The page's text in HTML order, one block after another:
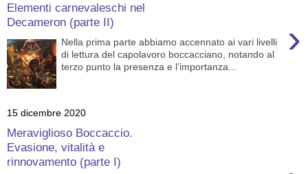
Elementi carnevaleschi nel
Decameron (parte II)
›
Nella prima parte abbiamo accennato ai vari livelli
di lettura del capolavoro boccacciano, notando al
terzo punto la presenza e l’importanza...
15 dicembre 2020
Meraviglioso Boccaccio.
Evasione, vitalità e
rinnovamento (parte I)